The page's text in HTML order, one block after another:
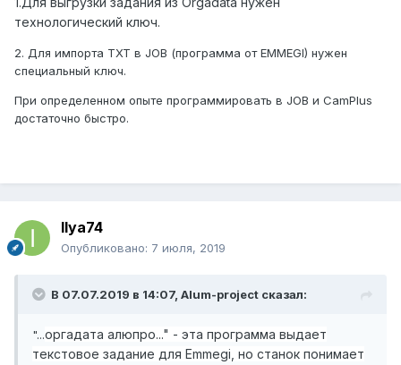
технологический ключ.
2. Для импорта ТХТ в JOB (программа от EMMEGI) нужен
специальный ключ.
При определенном опыте программировать в JOB и CamPlus
достаточно быстро.
Ilya74
Опубликовано: 7 июля, 2019
В 07.07.2019 в 14:07, Alum-project сказал:
"...оргадата алюпро..." - эта программа выдает
текстовое задание для Emmegi, но станок понимает